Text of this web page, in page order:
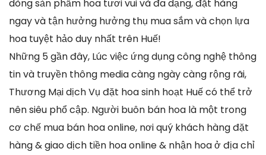
dòng sản phẩm hoa tươi vui và đa dạng, đặt hàng
ngay và tận hưởng hưởng thụ mua sắm và chọn lựa
hoa tuyệt hảo duy nhất trên Huế!
Những 5 gần đây, Lúc việc ứng dụng công nghệ thông
tin và truyền thông media càng ngày càng rộng rãi,
Thương Mại dịch Vụ đặt hoa sinh hoạt Huế có thể trở
nên siêu phổ cập. Người buôn bán hoa là một trong
cơ chế mua bán hoa online, nơi quý khách hàng đặt
hàng & giao dịch tiền hoa online & nhận hoa ở địa chỉ